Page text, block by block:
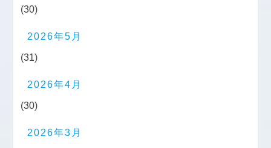
(30)
2026年5月
(31)
2026年4月
(30)
2026年3月